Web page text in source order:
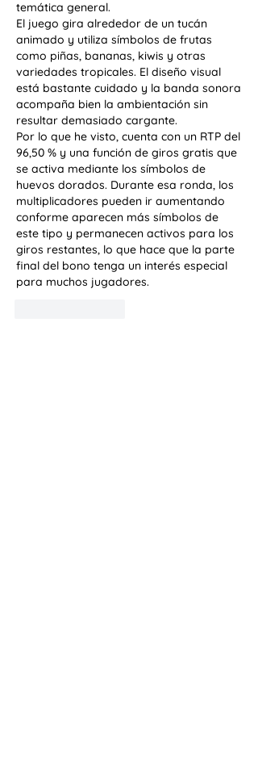
temática general.
El juego gira alrededor de un tucán
animado y utiliza símbolos de frutas
como piñas, bananas, kiwis y otras
variedades tropicales. El diseño visual
está bastante cuidado y la banda sonora
acompaña bien la ambientación sin
resultar demasiado cargante.
Por lo que he visto, cuenta con un RTP del
96,50 % y una función de giros gratis que
se activa mediante los símbolos de
huevos dorados. Durante esa ronda, los
multiplicadores pueden ir aumentando
conforme aparecen más símbolos de
este tipo y permanecen activos para los
giros restantes, lo que hace que la parte
final del bono tenga un interés especial
para muchos jugadores.